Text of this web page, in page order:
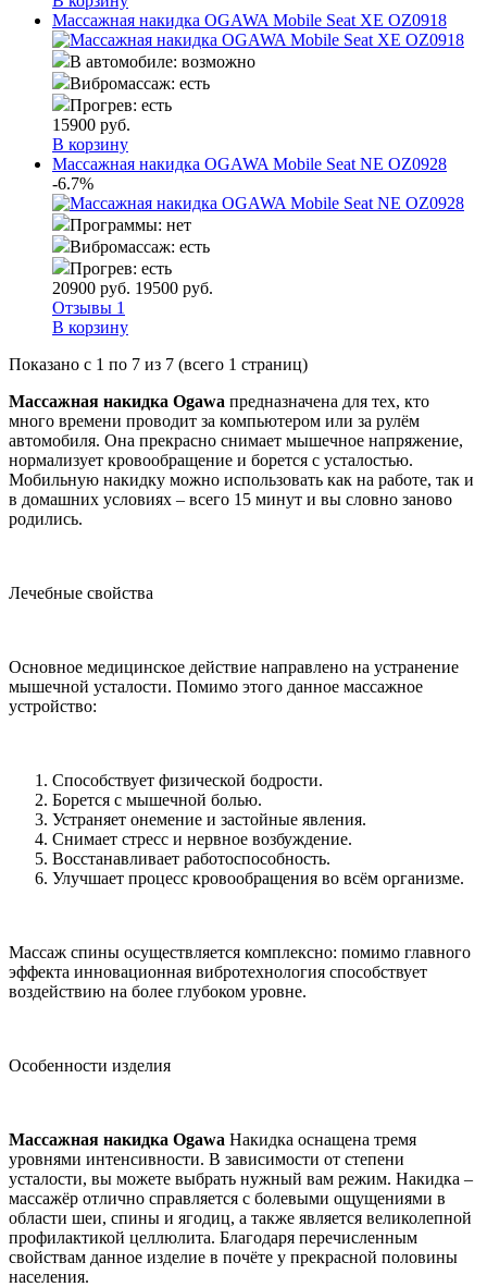
Массажная накидка OGAWA Mobile Seat XE OZ0918
В автомобиле: возможно
Вибромассаж: есть
Прогрев: есть
15900 руб.
В корзину
Массажная накидка OGAWA Mobile Seat NE OZ0928
-6.7%
Программы: нет
Вибромассаж: есть
Прогрев: есть
20900 руб. 19500 руб.
Отзывы 1
В корзину
Показано с 1 по 7 из 7 (всего 1 страниц)
Массажная накидка Ogawa предназначена для тех, кто
много времени проводит за компьютером или за рулём
автомобиля. Она прекрасно снимает мышечное напряжение,
нормализует кровообращение и борется с усталостью.
Мобильную накидку можно использовать как на работе, так и
в домашних условиях – всего 15 минут и вы словно заново
родились.
Лечебные свойства
Основное медицинское действие направлено на устранение
мышечной усталости. Помимо этого данное массажное
устройство:
Способствует физической бодрости.
Борется с мышечной болью.
Устраняет онемение и застойные явления.
Снимает стресс и нервное возбуждение.
Восстанавливает работоспособность.
Улучшает процесс кровообращения во всём организме.
Массаж спины осуществляется комплексно: помимо главного
эффекта инновационная вибротехнология способствует
воздействию на более глубоком уровне.
Особенности изделия
Массажная накидка Ogawa Накидка оснащена тремя
уровнями интенсивности. В зависимости от степени
усталости, вы можете выбрать нужный вам режим. Накидка –
массажёр отлично справляется с болевыми ощущениями в
области шеи, спины и ягодиц, а также является великолепной
профилактикой целлюлита. Благодаря перечисленным
свойствам данное изделие в почёте у прекрасной половины
населения.